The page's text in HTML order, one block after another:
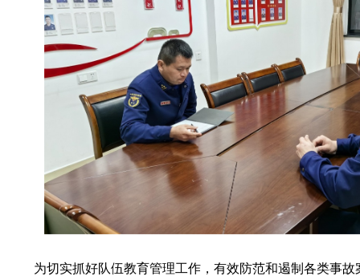
为切实抓好队伍教育管理工作，有效防范和遏制各类事故